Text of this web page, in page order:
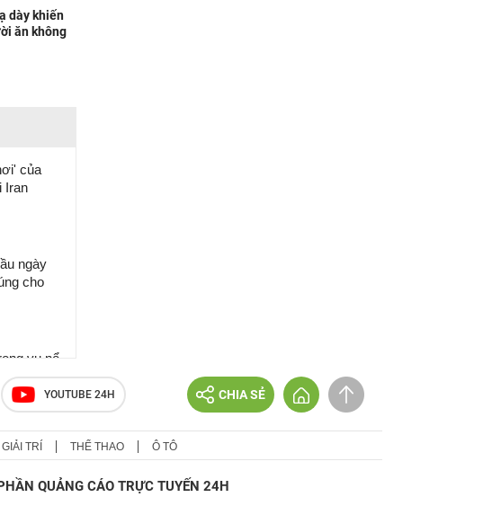
dày khiến
ăn không
của
Iran
ngày
cho
vụ nổ
cả khu
hạ vũ khí
YOUTUBE 24H CHIA SẺ
GIẢI TRÍ THỂ THAO Ô TÔ
QUẢNG CÁO TRỰC TUYẾN 24H